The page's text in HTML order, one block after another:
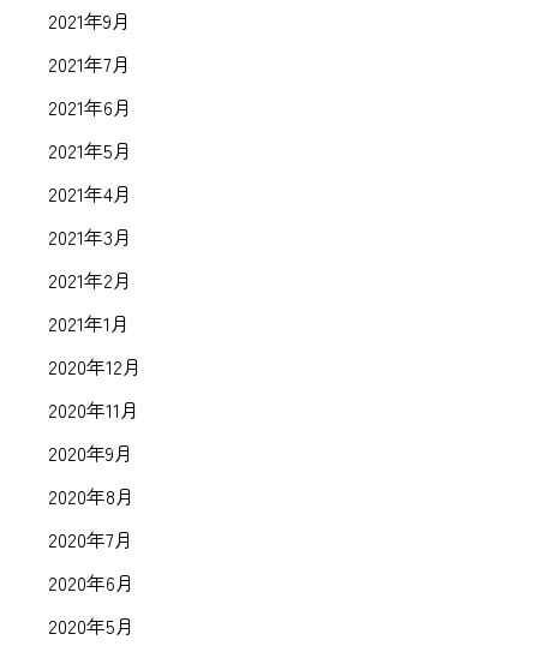
2021年9月
2021年7月
2021年6月
2021年5月
2021年4月
2021年3月
2021年2月
2021年1月
2020年12月
2020年11月
2020年9月
2020年8月
2020年7月
2020年6月
2020年5月